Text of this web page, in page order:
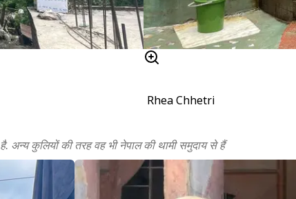
Rhea Chhetri
अन्य कुलियों की तरह वह भी नेपाल की थामी समुदाय से हैं